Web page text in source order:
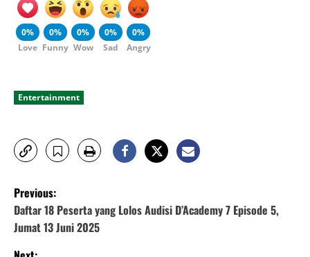
0%
Love
0%
Funny
0%
Wow
0%
Sad
0%
Angry
Entertainment
P
o
s
Previous:
Daftar 18 Peserta yang Lolos Audisi D’Academy 7 Episode 5,
Jumat 13 Juni 2025